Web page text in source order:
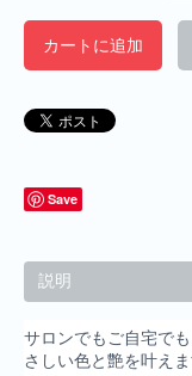
カートに追加
Save
説明
サロンでもご自宅で
さしい色と艶を叶えま